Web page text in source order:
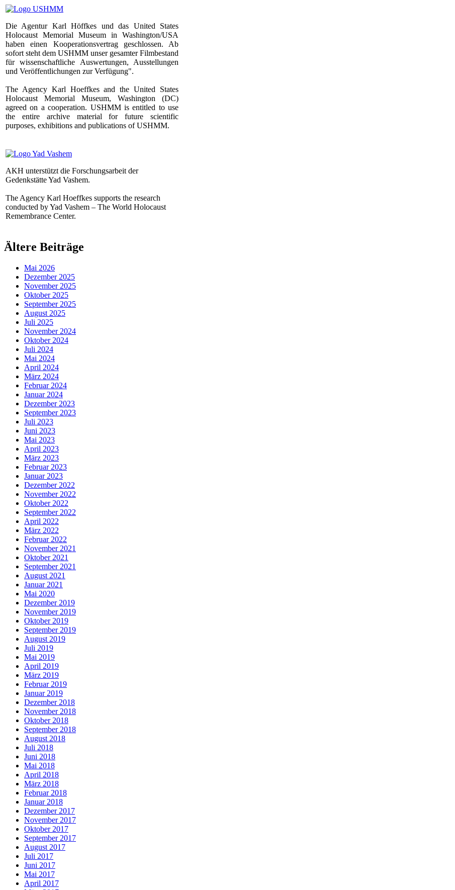
Die Agentur Karl Höffkes und das United States
Holocaust Memorial Museum in Washington/USA
haben einen Kooperationsvertrag geschlossen. Ab
sofort steht dem USHMM unser gesamter Filmbestand
für wissenschaftliche Auswertungen, Ausstellungen
und Veröffentlichungen zur Verfügung".
The Agency Karl Hoeffkes and the United States
Holocaust Memorial Museum, Washington (DC)
agreed on a cooperation. USHMM is entitled to use
the entire archive material for future scientific
purposes, exhibitions and publications of USHMM.
AKH unterstützt die Forschungsarbeit der
Gedenkstätte Yad Vashem.
The Agency Karl Hoeffkes supports the research
conducted by Yad Vashem – The World Holocaust
Remembrance Center.
Ältere Beiträge
Mai 2026
Dezember 2025
November 2025
Oktober 2025
September 2025
August 2025
Juli 2025
November 2024
Oktober 2024
Juli 2024
Mai 2024
April 2024
März 2024
Februar 2024
Januar 2024
Dezember 2023
September 2023
Juli 2023
Juni 2023
Mai 2023
April 2023
März 2023
Februar 2023
Januar 2023
Dezember 2022
November 2022
Oktober 2022
September 2022
April 2022
März 2022
Februar 2022
November 2021
Oktober 2021
September 2021
August 2021
Januar 2021
Mai 2020
Dezember 2019
November 2019
Oktober 2019
September 2019
August 2019
Juli 2019
Mai 2019
April 2019
März 2019
Februar 2019
Januar 2019
Dezember 2018
November 2018
Oktober 2018
September 2018
August 2018
Juli 2018
Juni 2018
Mai 2018
April 2018
März 2018
Februar 2018
Januar 2018
Dezember 2017
November 2017
Oktober 2017
September 2017
August 2017
Juli 2017
Juni 2017
Mai 2017
April 2017